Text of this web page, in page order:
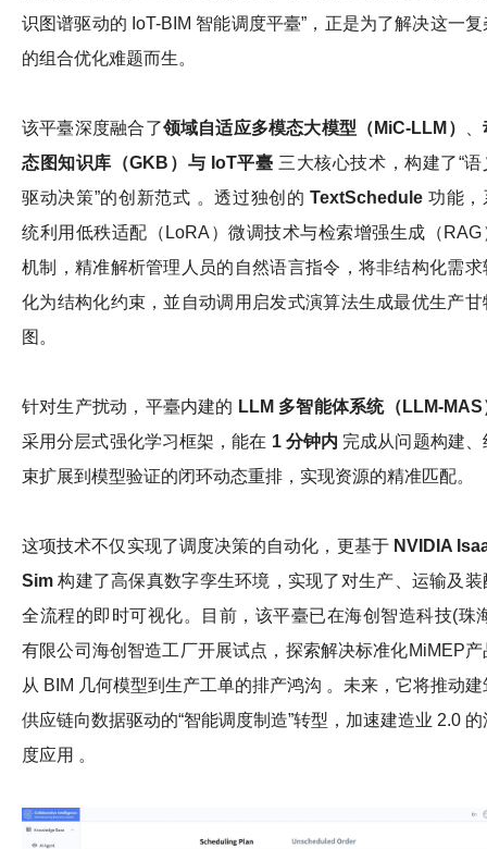
识图谱驱动的 IoT-BIM 智能调度平臺”，正是为了解决这一复
的组合优化难题而生。
该平臺深度融合了领域自适应多模态大模型（ MiC-LLM ） 、
态图知识库（GKB ）与 IoT平臺 三大核心技术，构建了“语
驱动决策”的创新范式 。透过独创的TextSchedule 功能，
统利用低秩适配（LoRA）微调技术与检索增强生成（RAG
机制，精准解析管理人员的自然语言指令，将非结构化需求
化为结构化约束，並自动调用启发式演算法生成最优生产甘
图。
针对生产扰动，平臺内建的 LLM 多智能体系统（ LLM-MAS
采用分层式强化学习框架，能在 1 分钟内 完成从问题构建、
束扩展到模型验证的闭环动态重排，实现资源的精准匹配。
这项技术不仅实现了调度决策的自动化，更基于 NVIDIA
Sim 构建了高保真数字孪生环境，实现了对生产、运输及装
全流程的即时可视化。目前，该平臺已在海创智造科技(珠
有限公司海创智造工厂开展试点，探索解决标准化MiMEP产
从 BIM 几何模型到生产工单的排产鸿沟 。未来，它将推动建
供应链向数据驱动的“智能调度制造”转型，加速建造业 2.0 的
度应用 。